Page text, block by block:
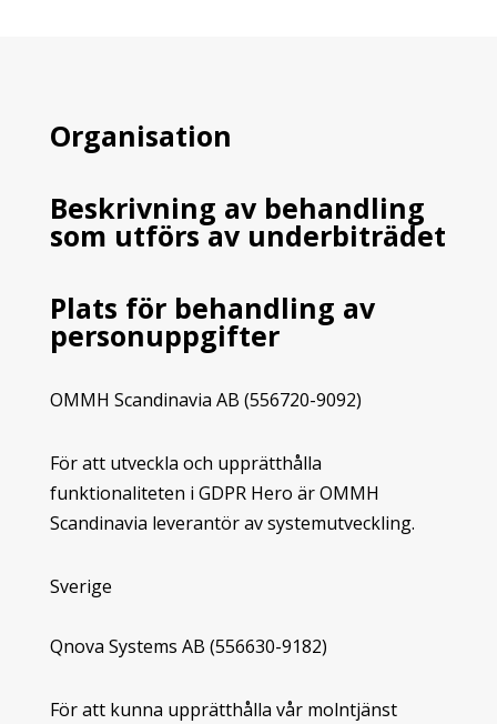
Organisation
Beskrivning av behandling
som utförs av underbiträdet
Plats för behandling av
personuppgifter
OMMH Scandinavia AB (556720-9092)
För att utveckla och upprätthålla
funktionaliteten i GDPR Hero är OMMH
Scandinavia leverantör av systemutveckling.
Sverige
Qnova Systems AB (556630-9182)
För att kunna upprätthålla vår molntjänst